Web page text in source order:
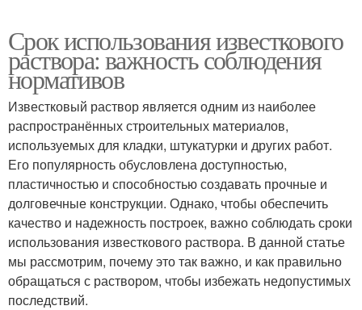
Срок использования известкового
раствора: важность соблюдения
нормативов
Известковый раствор является одним из наиболее
распространённых строительных материалов,
используемых для кладки, штукатурки и других работ.
Его популярность обусловлена доступностью,
пластичностью и способностью создавать прочные и
долговечные конструкции. Однако, чтобы обеспечить
качество и надежность построек, важно соблюдать сроки
использования известкового раствора. В данной статье
мы рассмотрим, почему это так важно, и как правильно
обращаться с раствором, чтобы избежать недопустимых
последствий.